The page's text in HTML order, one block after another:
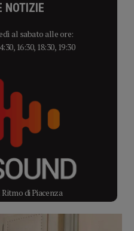
NOTIZIE
al sabato alle ore:
16:30, 18:30, 19:30
di Piacenza